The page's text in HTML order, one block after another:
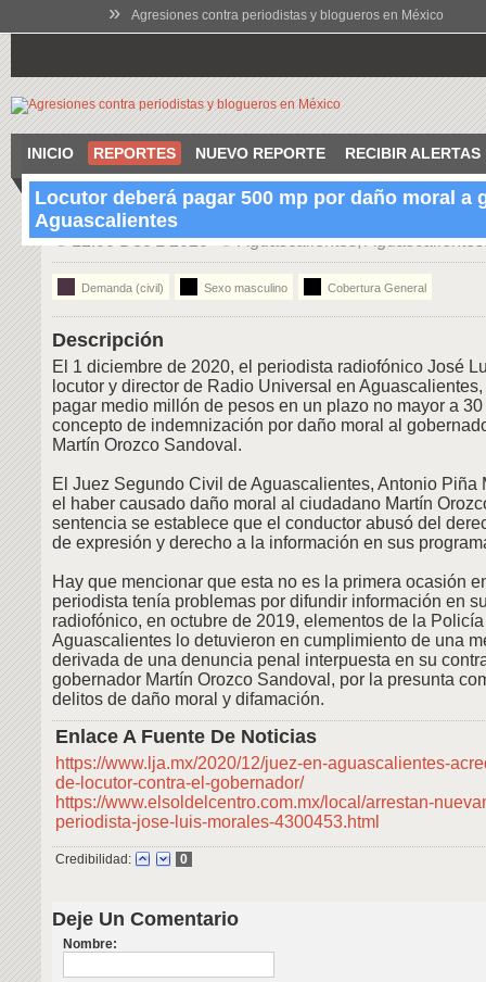
» Agresiones contra periodistas y blogueros en México
INICIO REPORTES NUEVO REPORTE RECIBIR ALERTAS
Locutor deberá pagar 500 mp por daño moral a
Aguascalientes
12:00 Dec 1 2020 Aguascalientes,
Demanda (civil) Sexo masculino Cobertura General
Descripción
El 1 diciembre de 2020, el periodista radiofónico José
locutor y director de Radio Universal en
pagar medio millón de pesos en un plazo no mayor a
concepto de indemnización por daño moral al
Martín Orozco Sandoval.
El Juez Segundo Civil de Aguascalientes, Antonio Piña
el haber causado daño moral al ciudadano Martín
sentencia se establece que el conductor abusó del
de expresión y derecho a la información en sus
Hay que mencionar que esta no es la primera ocasión
periodista tenía problemas por difundir información en
radiofónico, en octubre de 2019, elementos de la
Aguascalientes lo detuvieron en cumplimiento de una
derivada de una denuncia penal interpuesta en su
gobernador Martín Orozco Sandoval, por la presunta
delitos de daño moral y difamación.
Enlace A Fuente De Noticias
https://www.lja.mx/2020/12/juez-en-aguascalientes-
de-locutor-contra-el-gobernador/
https://www.elsoldelcentro.com.mx/local/arrestan-
periodista-jose-luis-morales-4300453.html
Credibilidad: 0
Deje Un Comentario
Nombre: